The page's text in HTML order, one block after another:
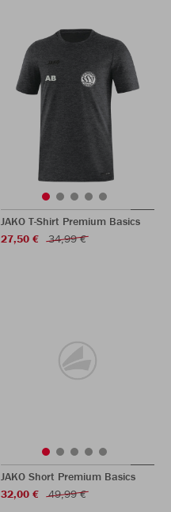
JAKO T-Shirt Premium Basics
27,50 €
34,99 €
JAKO Short Premium Basics
32,00 €
49,99 €